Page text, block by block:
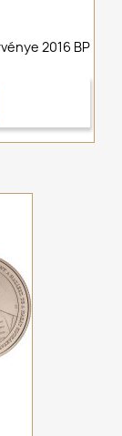
2016 BP